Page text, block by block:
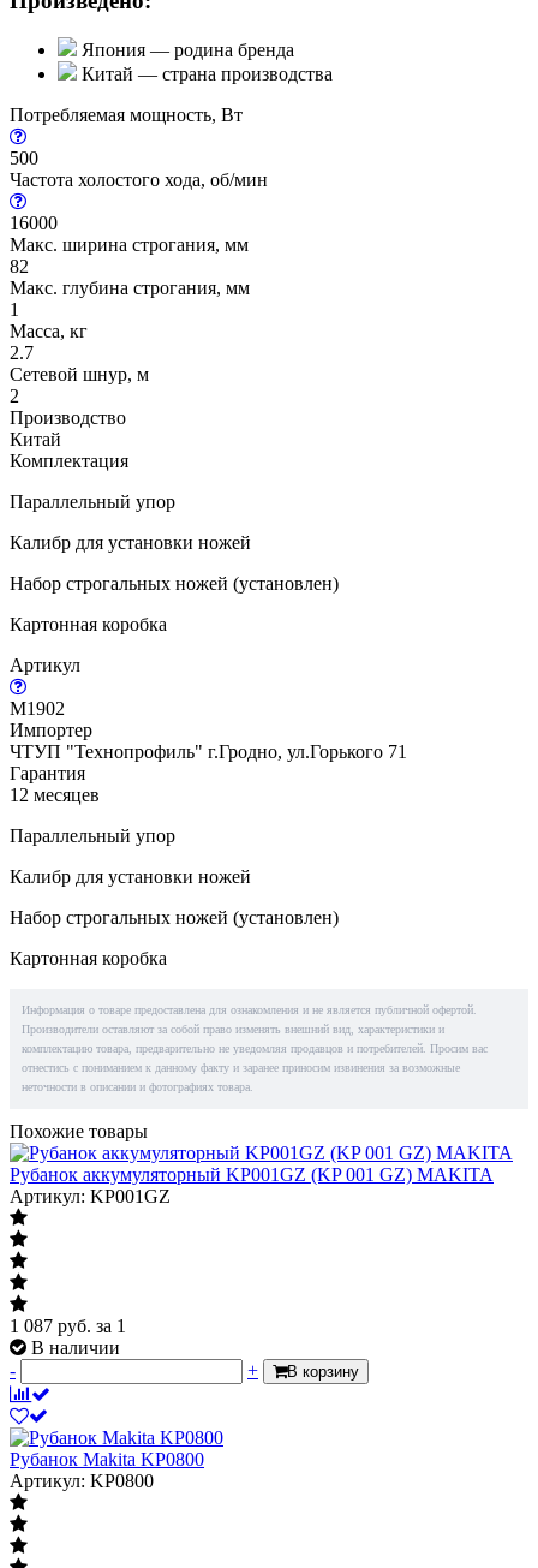
Япония — родина бренда
Китай — страна производства
Потребляемая мощность, Вт
500
Частота холостого хода, об/мин
16000
Макс. ширина строгания, мм
82
Макс. глубина строгания, мм
1
Масса, кг
2.7
Сетевой шнур, м
2
Производство
Китай
Комплектация
Параллельный упор
Калибр для установки ножей
Набор строгальных ножей (установлен)
Картонная коробка
Артикул
M1902
Импортер
ЧТУП "Технопрофиль" г.Гродно, ул.Горького 71
Гарантия
12 месяцев
Параллельный упор
Калибр для установки ножей
Набор строгальных ножей (установлен)
Картонная коробка
Информация о товаре предоставлена для ознакомления и не является публичной офертой.
Производители оставляют за собой право изменять внешний вид, характеристики и
комплектацию товара, предварительно не уведомляя продавцов и потребителей. Просим вас
отнестись с пониманием к данному факту и заранее приносим извинения за возможные
неточности в описании и фотографиях товара.
Похожие товары
Рубанок аккумуляторный KP001GZ (KP 001 GZ) MAKITA
Артикул: KP001GZ
1 087 руб. за 1
В наличии
-
+ В корзину
Рубанок Makita KP0800
Артикул: KP0800